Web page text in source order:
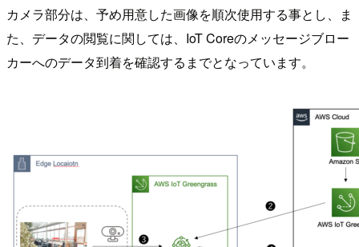
カメラ部分は、予め用意した画像を順次使用する事とし、ま
た、データの閲覧に関しては、IoT Coreのメッセージブロー
カーへのデータ到着を確認するまでとなっています。